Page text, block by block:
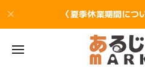
〈夏季休業期間につ